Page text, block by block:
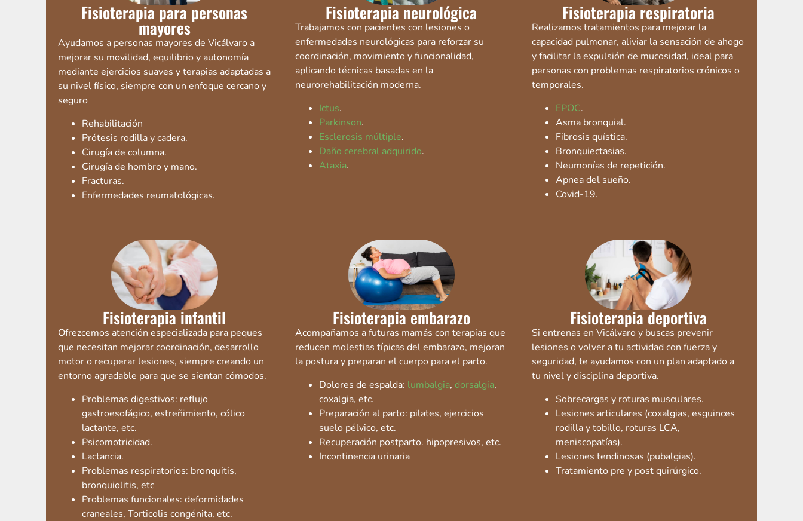
Fisioterapia para personas
mayores
Ayudamos a personas mayores de Vicálvaro a
mejorar su movilidad, equilibrio y autonomía
mediante ejercicios suaves y terapias adaptadas a
su nivel físico, siempre con un enfoque cercano y
seguro
Rehabilitación
Prótesis rodilla y cadera.
Cirugía de columna.
Cirugía de hombro y mano.
Fracturas.
Enfermedades reumatológicas.
Fisioterapia neurológica
Trabajamos con pacientes con lesiones o
enfermedades neurológicas para reforzar su
coordinación, movimiento y funcionalidad,
aplicando técnicas basadas en la
neurorehabilitación moderna.
Ictus.
Parkinson.
Esclerosis múltiple.
Daño cerebral adquirido.
Ataxia.
Fisioterapia respiratoria
Realizamos tratamientos para mejorar la
capacidad pulmonar, aliviar la sensación de ahogo
y facilitar la expulsión de mucosidad, ideal para
personas con problemas respiratorios crónicos o
temporales.
EPOC.
Asma bronquial.
Fibrosis quística.
Bronquiectasias.
Neumonías de repetición.
Apnea del sueño.
Covid-19.
Fisioterapia infantil
Ofrezcemos atención especializada para peques
que necesitan mejorar coordinación, desarrollo
motor o recuperar lesiones, siempre creando un
entorno agradable para que se sientan cómodos.
Problemas digestivos: reflujo
gastroesofágico, estreñimiento, cólico
lactante, etc.
Psicomotricidad.
Lactancia.
Problemas respiratorios: bronquitis,
bronquiolitis, etc
Problemas funcionales: deformidades
craneales, Torticolis congénita, etc.
Fisioterapia embarazo
Acompañamos a futuras mamás con terapias que
reducen molestias típicas del embarazo, mejoran
la postura y preparan el cuerpo para el parto.
Dolores de espalda: lumbalgia, dorsalgia,
coxalgia, etc.
Preparación al parto: pilates, ejercicios
suelo pélvico, etc.
Recuperación postparto. hipopresivos, etc.
Incontinencia urinaria
Fisioterapia deportiva
Si entrenas en Vicálvaro y buscas prevenir
lesiones o volver a tu actividad con fuerza y
seguridad, te ayudamos con un plan adaptado a
tu nivel y disciplina deportiva.
Sobrecargas y roturas musculares.
Lesiones articulares (coxalgias, esguinces
rodilla y tobillo, roturas LCA,
meniscopatías).
Lesiones tendinosas (pubalgias).
Tratamiento pre y post quirúrgico.